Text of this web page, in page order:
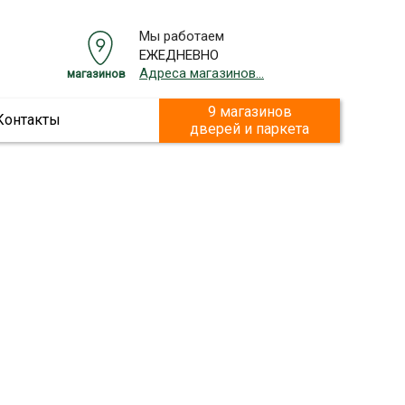
Мы работаем
ЕЖЕДНЕВНО
Адреса магазинов...
магазинов
9 магазинов
дверей и паркета